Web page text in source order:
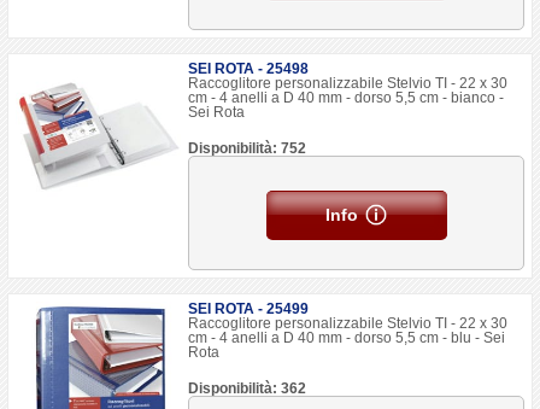
SEI ROTA - 25498
Raccoglitore personalizzabile Stelvio TI - 22 x 30
cm - 4 anelli a D 40 mm - dorso 5,5 cm - bianco -
Sei Rota
Disponibilità: 752
Info
SEI ROTA - 25499
Raccoglitore personalizzabile Stelvio TI - 22 x 30
cm - 4 anelli a D 40 mm - dorso 5,5 cm - blu - Sei
Rota
Disponibilità: 362